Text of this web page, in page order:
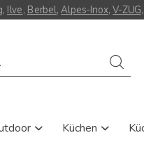
, Ilve, Berbel,Alpes-Inox,V-ZUG
Küchen